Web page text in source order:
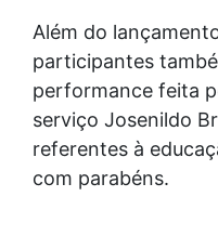
Além do
participantes
performance feita
serviço Josenildo
referentes à
com parabéns.